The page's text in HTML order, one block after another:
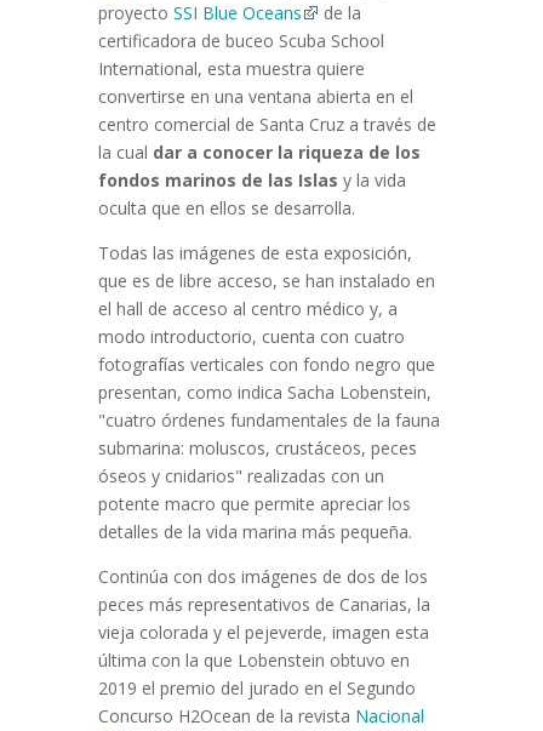
proyecto SSI Blue Oceans
de la
certificadora de buceo Scuba School
International, esta muestra quiere
convertirse en una ventana abierta en el
centro comercial de Santa Cruz a través de
la cual dar a conocer la riqueza de los
fondos marinos de las Islas y la vida
oculta que en ellos se desarrolla.
Todas las imágenes de esta exposición,
que es de libre acceso, se han instalado en
el hall de acceso al centro médico y, a
modo introductorio, cuenta con cuatro
fotografías verticales con fondo negro que
presentan, como indica Sacha Lobenstein,
"cuatro órdenes fundamentales de la fauna
submarina: moluscos, crustáceos, peces
óseos y cnidarios" realizadas con un
potente macro que permite apreciar los
detalles de la vida marina más pequeña.
Continúa con dos imágenes de dos de los
peces más representativos de Canarias, la
vieja colorada y el pejeverde, imagen esta
última con la que Lobenstein obtuvo en
2019 el premio del jurado en el Segundo
Concurso H2Ocean de la revista Nacional